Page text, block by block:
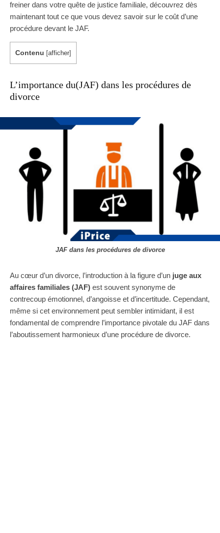
freiner dans votre quête de justice familiale, découvrez dès
maintenant tout ce que vous devez savoir sur le coût d’une
procédure devant le JAF.
Contenu [afficher]
L’importance du(JAF) dans les procédures de
divorce
JAF dans les procédures de divorce
Au cœur d’un divorce, l’introduction à la figure d’un juge aux
affaires familiales (JAF) est souvent synonyme de
contrecoup émotionnel, d’angoisse et d’incertitude. Cependant,
même si cet environnement peut sembler intimidant, il est
fondamental de comprendre l’importance pivotale du JAF dans
l’aboutissement harmonieux d’une procédure de divorce.